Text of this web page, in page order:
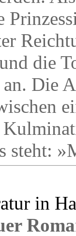
die
Die
steht:
in